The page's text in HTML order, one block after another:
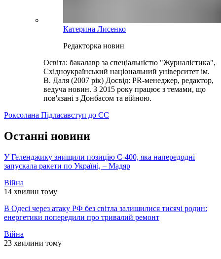
Катерина Лисенко
Редакторка новин
Освіта: бакалавр за спеціальністю "Журналістика",
Східноукраїнський національний університет ім.
В. Даля (2007 рік) Досвід: PR-менеджер, редактор,
ведуча новин. З 2015 року працює з темами, що
пов'язані з Донбасом та війною.
Роксолана Підласавступ до ЄС
Останні новини
У Геленджику знищили позицію С-400, яка напередодні
запускала ракети по Україні, – Мадяр
Війна
14 хвилин тому
В Одесі через атаку РФ без світла залишилися тисячі родин:
енергетики попередили про тривалий ремонт
Війна
23 хвилини тому